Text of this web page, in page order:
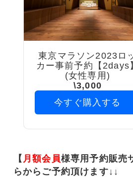
東京マラソン2023ロ
カー事前予約【2days
(女性専用)
\3,000
今すぐ購入する
【 月額会員様専用予約販売
らからご予約頂けます↓↓